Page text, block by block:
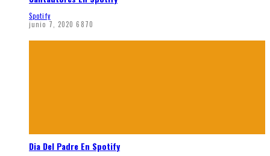
Spotify
junio 7, 2020 6870
Dia Del Padre En Spotify